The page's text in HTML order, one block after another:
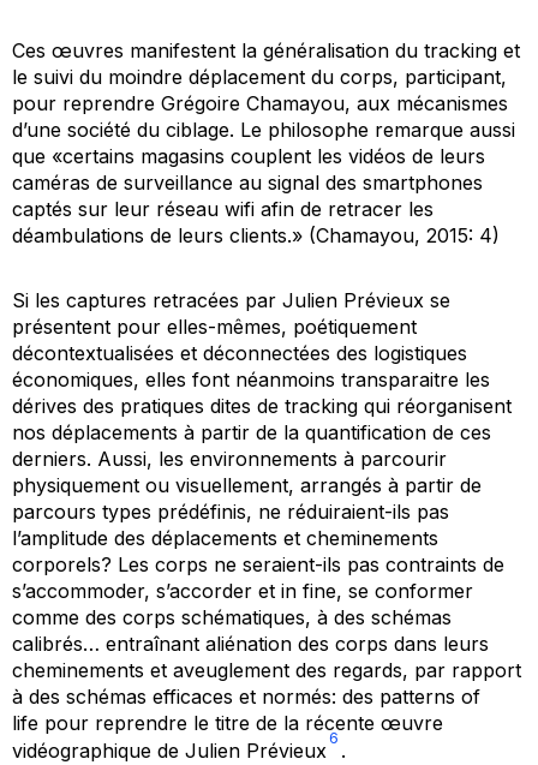
Ces œuvres manifestent la généralisation du tracking et
le suivi du moindre déplacement du corps, participant,
pour reprendre Grégoire Chamayou, aux mécanismes
d’une société du ciblage. Le philosophe remarque aussi
que «certains magasins couplent les vidéos de leurs
caméras de surveillance au signal des smartphones
captés sur leur réseau wifi afin de retracer les
déambulations de leurs clients.» (Chamayou, 2015: 4)
Si les captures retracées par Julien Prévieux se
présentent pour elles-mêmes, poétiquement
décontextualisées et déconnectées des logistiques
économiques, elles font néanmoins transparaitre les
dérives des pratiques dites de tracking qui réorganisent
nos déplacements à partir de la quantification de ces
derniers. Aussi, les environnements à parcourir
physiquement ou visuellement, arrangés à partir de
parcours types prédéfinis, ne réduiraient-ils pas
l’amplitude des déplacements et cheminements
corporels? Les corps ne seraient-ils pas contraints de
s’accommoder, s’accorder et in fine, se conformer
comme des corps schématiques, à des schémas
calibrés… entraînant aliénation des corps dans leurs
cheminements et aveuglement des regards, par rapport
à des schémas efficaces et normés: des patterns of
life pour reprendre le titre de la récente œuvre
vidéographique de Julien Prévieux
6
.